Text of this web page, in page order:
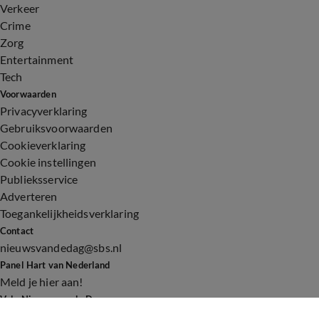
Verkeer
Crime
Zorg
Entertainment
Tech
Voorwaarden
Privacyverklaring
Gebruiksvoorwaarden
Cookieverklaring
Cookie instellingen
Publieksservice
Adverteren
Toegankelijkheidsverklaring
Contact
nieuwsvandedag@sbs.nl
Panel Hart van Nederland
Meld je hier aan!
Volg Nieuws van de Dag